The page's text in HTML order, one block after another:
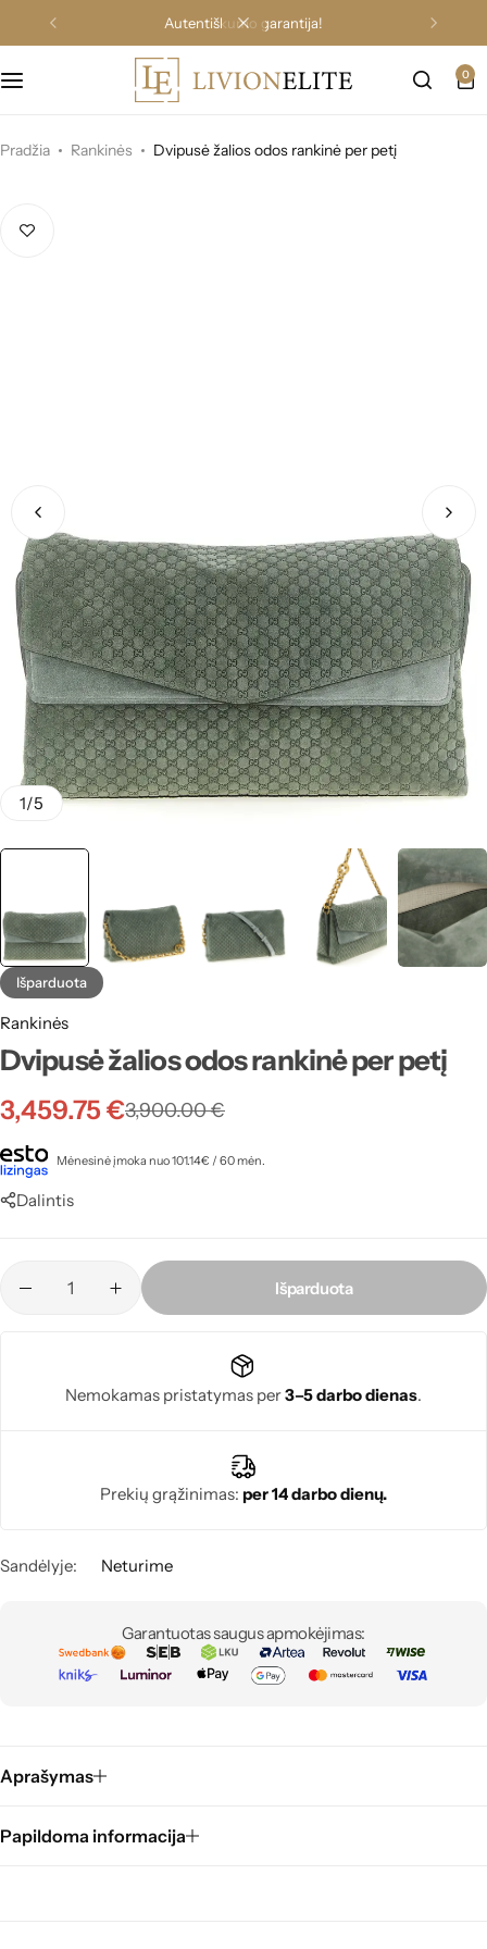
autentiškumo garantija!
0
Pradžia Rankinės Dvipusė žalios odos rankinė per petį
1/5
Išparduota
Rankinės
Dvipusė žalios odos rankinė per petį
3,900.00€
3,459.75€
Mėnesinė įmoka nuo 101.14€ / 60 mėn.
Dalintis
Išparduota
Nemokamas pristatymas per3–5 darbo dienas.
Prekių grąžinimas: per 14 darbo dienų.
Sandėlyje: Neturime
Garantuotas saugus apmokėjimas:
Aprašymas
Papildoma informacija